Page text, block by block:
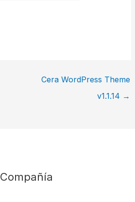
Cera WordPress Theme
v1.1.14 →
Compañía